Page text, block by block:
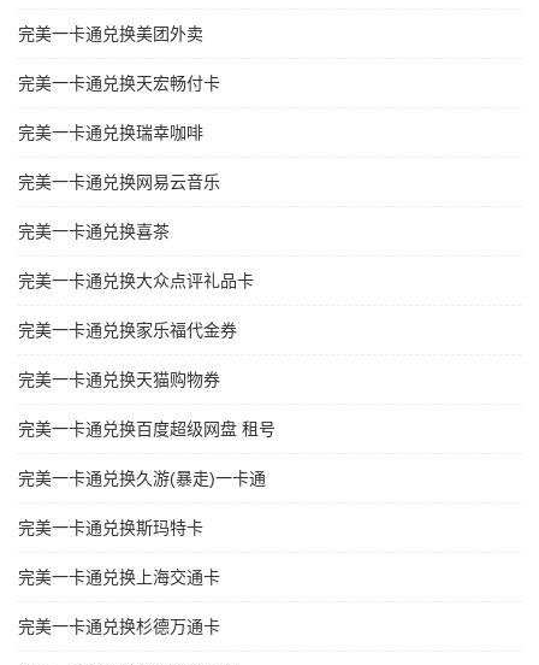
完美一卡通兑换美团外卖
完美一卡通兑换天宏畅付卡
完美一卡通兑换瑞幸咖啡
完美一卡通兑换网易云音乐
完美一卡通兑换喜茶
完美一卡通兑换大众点评礼品卡
完美一卡通兑换家乐福代金券
完美一卡通兑换天猫购物券
完美一卡通兑换百度超级网盘 租号
完美一卡通兑换久游(暴走)一卡通
完美一卡通兑换斯玛特卡
完美一卡通兑换上海交通卡
完美一卡通兑换杉德万通卡